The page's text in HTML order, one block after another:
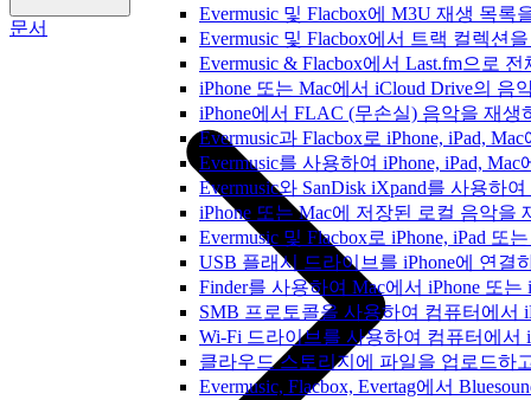
Evermusic 및 Flacbox에 M3U 재생 목록
Evermusic 및 Flacbox에서 트랙 컬렉션
Evermusic & Flacbox에서 Last.fm으로
iPhone 또는 Mac에서 iCloud Drive의 음
iPhone에서 FLAC (무손실) 음악을 재생
Evermusic과 Flacbox로 iPhone, iPad,
Evermusic를 사용하여 iPhone, iPad,
Evermusic와 SanDisk iXpand를 사용하
iPhone 또는 Mac에 저장된 로컬 음악을
Evermusic 및 Flacbox로 iPhone, iPad
USB 플래시 드라이브를 iPhone에 연
Finder를 사용하여 Mac에서 iPhone 또
SMB 프로토콜을 사용하여 컴퓨터에서
Wi-Fi 드라이브를 사용하여 컴퓨터에서
클라우드 스토리지에 파일을 업로드하
Evermusic, Flacbox, Evertag에서
문서